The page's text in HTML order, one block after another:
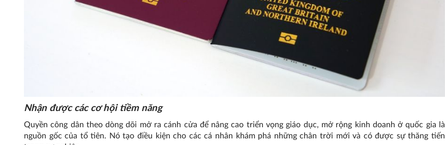
Nhận được các cơ hội tiềm năng
Quyền công dân theo dòng dõi mở ra cánh cửa để nâng cao triển vọng giáo dục, mở rộng kinh doanh ở quốc gia là
nguồn gốc của tổ tiên. Nó tạo điều kiện cho các cá nhân khám phá những chân trời mới và có được sự thăng tiến